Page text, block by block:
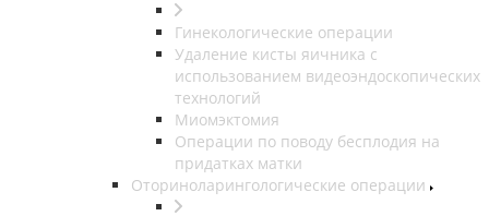
Гинекологические операции
Удаление кисты яичника с
использованием видеоэндоскопических
технологий
Миомэктомия
Операции по поводу бесплодия на
придатках матки
Оториноларингологические операции